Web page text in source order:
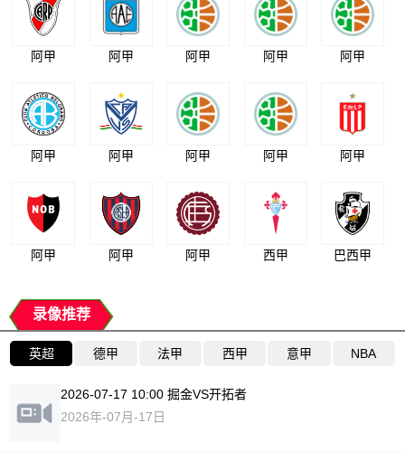
阿甲 阿甲 阿甲 阿甲 阿甲
阿甲 阿甲 阿甲 阿甲 阿甲
阿甲 阿甲 阿甲 西甲 巴西甲
录像推荐
英超 德甲 法甲 西甲 意甲 NBA
2026-07-17 10:00 掘金VS开拓者
2026年-07月-17日